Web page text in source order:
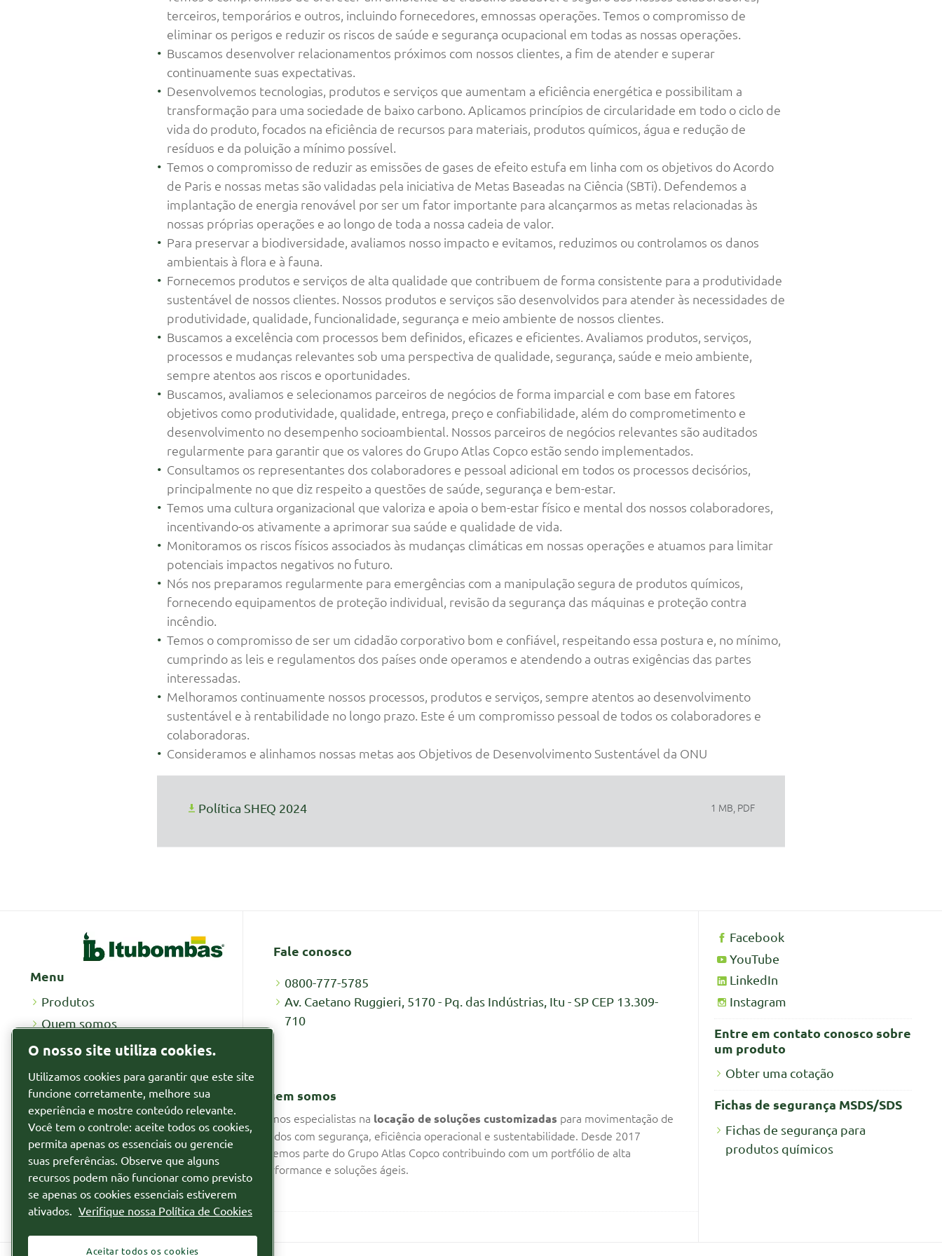
terceiros, temporários e outros, incluindo fornecedores, emnossas operações. Temos o compromisso de
eliminar os perigos e reduzir os riscos de saúde e segurança ocupacional em todas as nossas operações.
Buscamos desenvolver relacionamentos próximos com nossos clientes, a fim de atender e superar
continuamente suas expectativas.
Desenvolvemos tecnologias, produtos e serviços que aumentam a eficiência energética e possibilitam a
transformação para uma sociedade de baixo carbono. Aplicamos princípios de circularidade em todo o ciclo de
vida do produto, focados na eficiência de recursos para materiais, produtos químicos, água e redução de
resíduos e da poluição a mínimo possível.
Temos o compromisso de reduzir as emissões de gases de efeito estufa em linha com os objetivos do Acordo
de Paris e nossas metas são validadas pela iniciativa de Metas Baseadas na Ciência (SBTi). Defendemos a
implantação de energia renovável por ser um fator importante para alcançarmos as metas relacionadas às
nossas próprias operações e ao longo de toda a nossa cadeia de valor.
Para preservar a biodiversidade, avaliamos nosso impacto e evitamos, reduzimos ou controlamos os danos
ambientais à flora e à fauna.
Fornecemos produtos e serviços de alta qualidade que contribuem de forma consistente para a produtividade
sustentável de nossos clientes. Nossos produtos e serviços são desenvolvidos para atender às necessidades de
produtividade, qualidade, funcionalidade, segurança e meio ambiente de nossos clientes.
Buscamos a excelência com processos bem definidos, eficazes e eficientes. Avaliamos produtos, serviços,
processos e mudanças relevantes sob uma perspectiva de qualidade, segurança, saúde e meio ambiente,
sempre atentos aos riscos e oportunidades.
Buscamos, avaliamos e selecionamos parceiros de negócios de forma imparcial e com base em fatores
objetivos como produtividade, qualidade, entrega, preço e confiabilidade, além do comprometimento e
desenvolvimento no desempenho socioambiental. Nossos parceiros de negócios relevantes são auditados
regularmente para garantir que os valores do Grupo Atlas Copco estão sendo implementados.
Consultamos os representantes dos colaboradores e pessoal adicional em todos os processos decisórios,
principalmente no que diz respeito a questões de saúde, segurança e bem-estar.
Temos uma cultura organizacional que valoriza e apoia o bem-estar físico e mental dos nossos colaboradores,
incentivando-os ativamente a aprimorar sua saúde e qualidade de vida.
Monitoramos os riscos físicos associados às mudanças climáticas em nossas operações e atuamos para limitar
potenciais impactos negativos no futuro.
Nós nos preparamos regularmente para emergências com a manipulação segura de produtos químicos,
fornecendo equipamentos de proteção individual, revisão da segurança das máquinas e proteção contra
incêndio.
Temos o compromisso de ser um cidadão corporativo bom e confiável, respeitando essa postura e, no mínimo,
cumprindo as leis e regulamentos dos países onde operamos e atendendo a outras exigências das partes
interessadas.
Melhoramos continuamente nossos processos, produtos e serviços, sempre atentos ao desenvolvimento
sustentável e à rentabilidade no longo prazo. Este é um compromisso pessoal de todos os colaboradores e
colaboradoras.
Consideramos e alinhamos nossas metas aos Objetivos de Desenvolvimento Sustentável da ONU
Política SHEQ 2024 1 MB, PDF
Menu
Produtos
Quem somos
Recursos
Notícias
Segmentos
Relatórios
Relatório de Transparência de
Igualdade Salarial
Fale conosco
0800-777-5785
Av. Caetano Ruggieri, 5170 - Pq. das Indústrias, Itu - SP CEP 13.309-
710
Quem somos
Somos especialistas na locação de soluções customizadas para movimentação de
fluidos com segurança, eficiência operacional e sustentabilidade. Desde 2017
fazemos parte do Grupo Atlas Copco contribuindo com um portfólio de alta
performance e soluções ágeis.
Facebook
YouTube
LinkedIn
Instagram
Entre em contato conosco sobre
um produto
Obter uma cotação
Fichas de segurança MSDS/SDS
Fichas de segurança para
produtos químicos
O nosso site utiliza cookies.
Utilizamos cookies para garantir que este site
funcione corretamente, melhore sua
experiência e mostre conteúdo relevante.
Você tem o controle: aceite todos os cookies,
permita apenas os essenciais ou gerencie
suas preferências. Observe que alguns
recursos podem não funcionar como previsto
se apenas os cookies essenciais estiverem
ativados. Verifique nossa Política de Cookies
Aceitar todos os cookies